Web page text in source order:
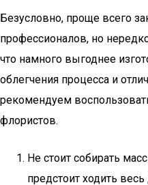
Безусловно, проще всего
профессионалов, но
что намного выгоднее
облегчения процесса и
рекомендуем
флористов.
Не стоит собирать
предстоит ходить